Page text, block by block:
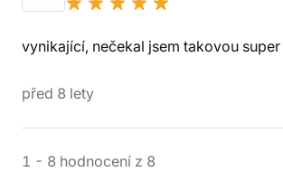
vynikající, nečekal jsem takovou
před 8 lety
1 - 8 hodnocení z 8